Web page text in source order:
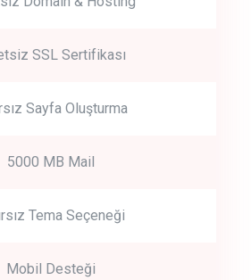
30 days free trial no credit card
SSL Sertifikası
Sayfa Oluşturma
5000 MB Mail
Tema Seçeneği
Mobil Desteği